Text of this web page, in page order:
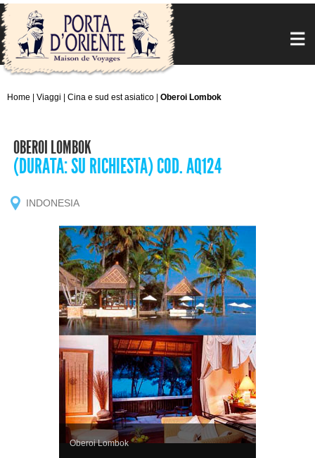
Home Viaggi Cina e sud est asiatico Oberoi Lombok
OBEROI LOMBOK
(DURATA: SU RICHIESTA) COD. AQ124
INDONESIA
Oberoi Lombok